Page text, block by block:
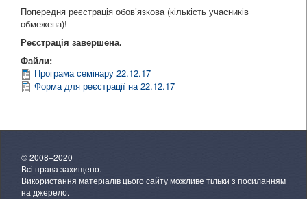
Попередня реєстрація обов’язкова (кількість учасників
обмежена)!
Реєстрація завершена.
Файли:
Програма семінару 22.12.17
Форма для реєстрації на 22.12.17
© 2008–2020
Всі права захищено.
Використання матеріалів цього сайту можливе тільки з посиланням
на джерело.